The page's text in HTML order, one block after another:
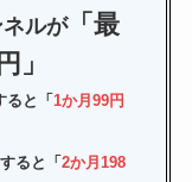
ルが「最
」
ると「1か月99円
ると「2か月198